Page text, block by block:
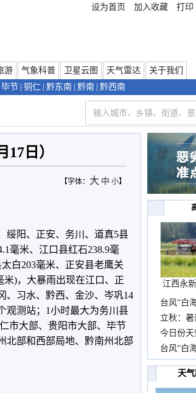
设为首页 加入收藏 打印
游 气象科普 卫星云图 天气雷达
关于我们
毕节 铜仁 黔东南 黔南 黔西南
日）
【字体： 大 中 小】
绥阳、正安、务川、道真5县
毫米、江口县红石238.9毫
白203毫米、正安县老鹰关
米)，大暴雨出现在江口、正
、习水、黔西、金沙、岑巩14
观测站；1小时最大为务川县
市大部、贵阳市大部、毕节
北部和西部局地、黔南州北部
江西永
台风“白
长
立秋：暑
前
今日份天
一
台风“白
高
天